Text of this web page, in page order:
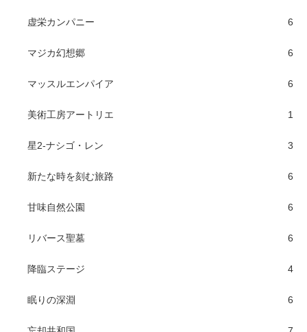
虚栄カンパニー 6
マジカ幻想郷 6
マッスルエンパイア 6
美術工房アートリエ 1
星2-ナシゴ・レン 3
新たな時を刻む旅路 6
甘味自然公園 6
リバース聖墓 6
降臨ステージ 4
眠りの深淵 6